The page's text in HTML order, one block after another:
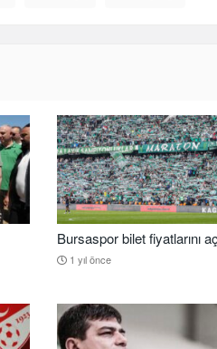
Bursaspor bilet fiyatlarını
1 yıl önce